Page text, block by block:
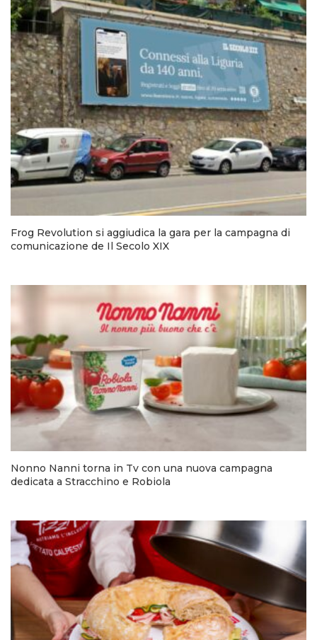
Frog Revolution si aggiudica la gara per la campagna di
comunicazione de Il Secolo XIX
Nonno Nanni torna in Tv con una nuova campagna
dedicata a Stracchino e Robiola